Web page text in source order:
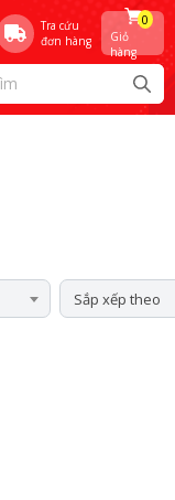
Tra cứu
đơn hàng
Giỏ
hàng
0
Sắp xếp theo